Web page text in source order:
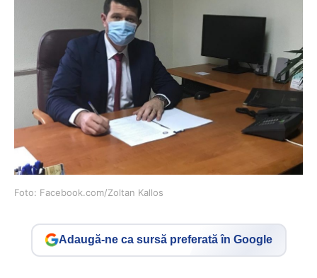
Foto: Facebook.com/Zoltan Kallos
Adaugă-ne ca sursă preferată în Google